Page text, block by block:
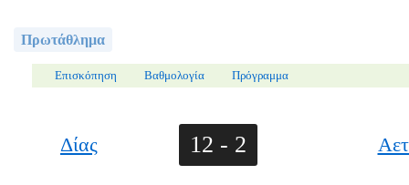
Πρωτάθλημα
Επισκόπηση Βαθμολογία Πρόγραμμα
Δίας 12 - 2